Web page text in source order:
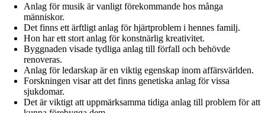
Anlag för musik är vanligt förekommande hos många
människor.
Det finns ett ärftligt anlag för hjärtproblem i hennes familj.
Hon har ett stort anlag för konstnärlig kreativitet.
Byggnaden visade tydliga anlag till förfall och behövde
renoveras.
Anlag för ledarskap är en viktig egenskap inom affärsvärlden.
Forskningen visar att det finns genetiska anlag för vissa
sjukdomar.
Det är viktigt att uppmärksamma tidiga anlag till problem för att